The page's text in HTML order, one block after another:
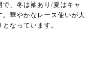
で、冬は袖あり/夏はキャ
。華やかなレース使いが大
なっています。